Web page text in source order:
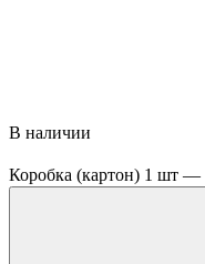
В наличии
Коробка (картон) 1 шт —